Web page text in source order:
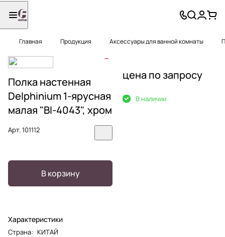
Главная Продукция Аксессуары для ванной комнаты
Полка настенная
Delphinium 1-ярусная
малая "BI-4043", хром
Арт.101112
В корзину
Характеристики
Страна: КИТАЙ
цена по запросу
В наличии